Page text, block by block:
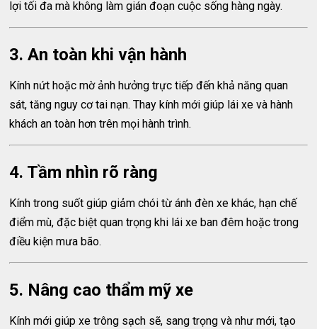
lợi tối đa mà không làm gián đoạn cuộc sống hàng ngày.
3. An toàn khi vận hành
Kính nứt hoặc mờ ảnh hưởng trực tiếp đến khả năng quan
sát, tăng nguy cơ tai nạn. Thay kính mới giúp lái xe và hành
khách an toàn hơn trên mọi hành trình.
4. Tầm nhìn rõ ràng
Kính trong suốt giúp giảm chói từ ánh đèn xe khác, hạn chế
điểm mù, đặc biệt quan trọng khi lái xe ban đêm hoặc trong
điều kiện mưa bão.
5. Nâng cao thẩm mỹ xe
Kính mới giúp xe trông sạch sẽ, sang trọng và như mới, tạo